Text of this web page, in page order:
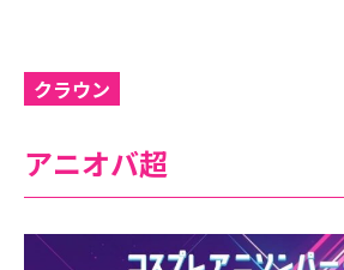
クラウン
アニオバ超